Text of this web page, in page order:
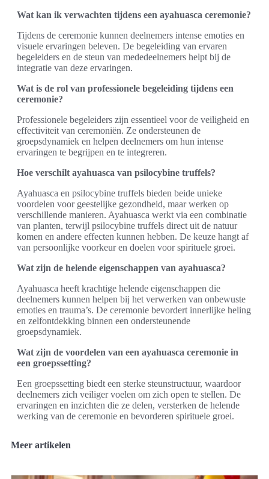
Wat kan ik verwachten tijdens een ayahuasca ceremonie?
Tijdens de ceremonie kunnen deelnemers intense emoties en
visuele ervaringen beleven. De begeleiding van ervaren
begeleiders en de steun van mededeelnemers helpt bij de
integratie van deze ervaringen.
Wat is de rol van professionele begeleiding tijdens een
ceremonie?
Professionele begeleiders zijn essentieel voor de veiligheid en
effectiviteit van ceremoniën. Ze ondersteunen de
groepsdynamiek en helpen deelnemers om hun intense
ervaringen te begrijpen en te integreren.
Hoe verschilt ayahuasca van psilocybine truffels?
Ayahuasca en psilocybine truffels bieden beide unieke
voordelen voor geestelijke gezondheid, maar werken op
verschillende manieren. Ayahuasca werkt via een combinatie
van planten, terwijl psilocybine truffels direct uit de natuur
komen en andere effecten kunnen hebben. De keuze hangt af
van persoonlijke voorkeur en doelen voor spirituele groei.
Wat zijn de helende eigenschappen van ayahuasca?
Ayahuasca heeft krachtige helende eigenschappen die
deelnemers kunnen helpen bij het verwerken van onbewuste
emoties en trauma’s. De ceremonie bevordert innerlijke heling
en zelfontdekking binnen een ondersteunende
groepsdynamiek.
Wat zijn de voordelen van een ayahuasca ceremonie in
een groepssetting?
Een groepssetting biedt een sterke steunstructuur, waardoor
deelnemers zich veiliger voelen om zich open te stellen. De
ervaringen en inzichten die ze delen, versterken de helende
werking van de ceremonie en bevorderen spirituele groei.
Meer artikelen